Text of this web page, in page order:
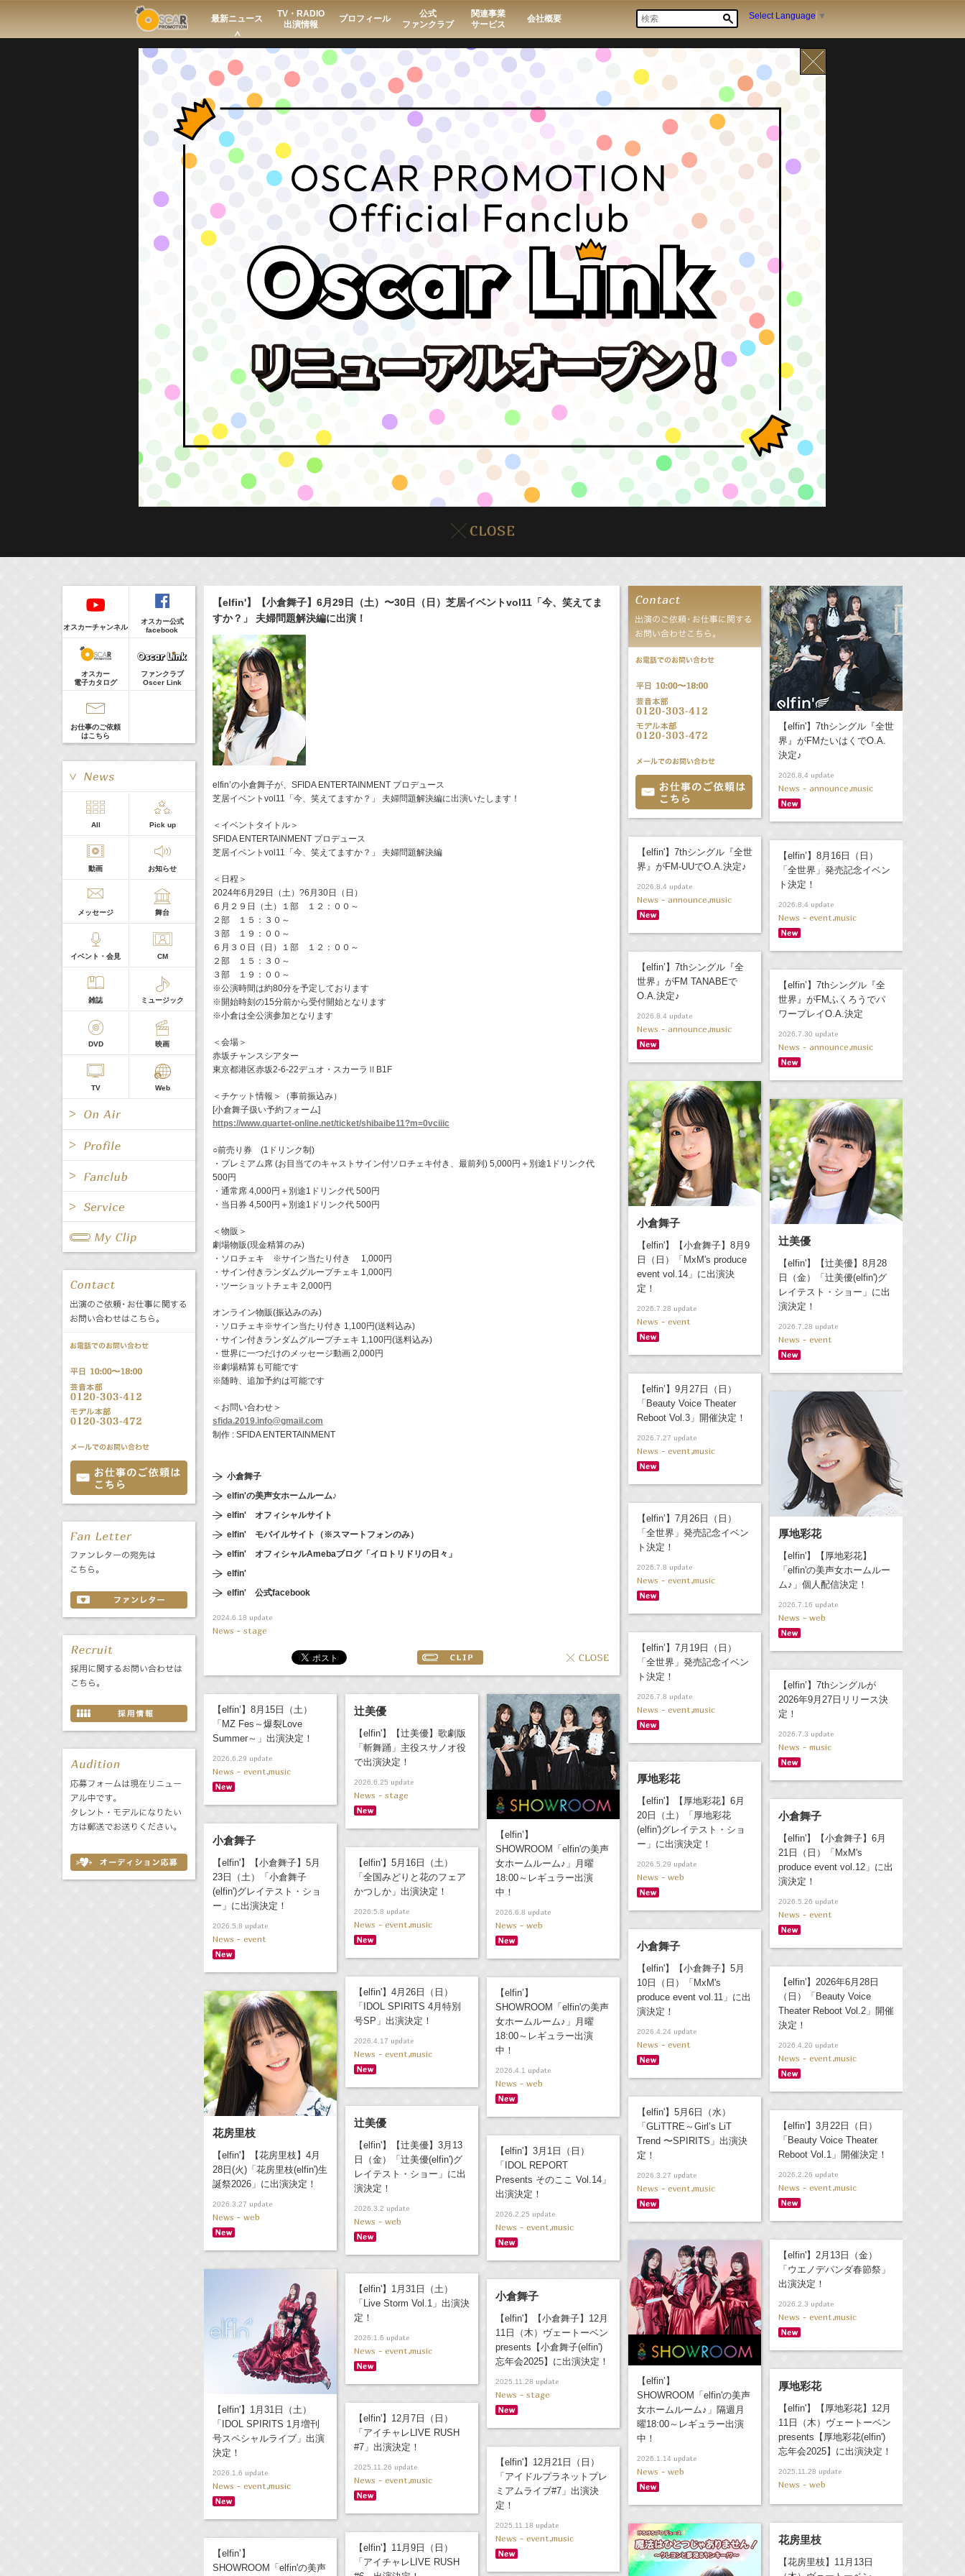
最新ニュース
TV・RADIO
出演情報
プロフィール
公式
ファンクラブ
関連事業
サービス
会社概要 Select Language ▼
8/7(Fri)
イベント
販売情報
17:10-17:30(Radio
河北麻友子のマユコレ！
Tシャツが乾くまで
庄司浩平
> More
【elfin'】【小倉舞子】6月29日（土）〜30日（日）芝居イベントvol11「今、笑えてま
すか？」 夫婦問題解決編に出演！
elfin’の小倉舞子が、SFIDA ENTERTAINMENT プロデュース
芝居イベントvol11「今、笑えてますか？」 夫婦問題解決編に出演いたします！
＜イベントタイトル＞
SFIDA ENTERTAINMENT プロデュース
芝居イベントvol11「今、笑えてますか？」 夫婦問題解決編
＜日程＞
2024年6月29日（土）?6月30日（日）
６月２９日（土）１部 １２：００～
２部 １５：３０～
３部 １９：００～
６月３０日（日）１部 １２：００～
２部 １５：３０～
３部 １９：００～
※公演時間は約80分を予定しております
※開始時刻の15分前から受付開始となります
※小倉は全公演参加となります
＜会場＞
赤坂チャンスシアター
東京都港区赤坂2-6-22デュオ・スカーラⅡB1F
＜チケット情報＞（事前振込み）
[小倉舞子扱い予約フォーム]
https://www.quartet-online.net/ticket/shibaibe11?m=0vciiic
○前売り券 (1ドリンク制)
・プレミアム席 (お目当てのキャストサイン付ソロチェキ付き、最前列) 5,000円＋別途1ドリンク代
500円
・通常席 4,000円＋別途1ドリンク代 500円
・当日券 4,500円＋別途1ドリンク代 500円
＜物販＞
劇場物販(現金精算のみ)
・ソロチェキ ※サイン当たり付き 1,000円
・サイン付きランダムグループチェキ 1,000円
・ツーショットチェキ 2,000円
オンライン物販(振込みのみ)
・ソロチェキ※サイン当たり付き 1,100円(送料込み)
・サイン付きランダムグループチェキ 1,100円(送料込み)
・世界に一つだけのメッセージ動画 2,000円
※劇場精算も可能です
※随時、追加予約は可能です
＜お問い合わせ＞
sfida.2019.info@gmail.com
制作 : SFIDA ENTERTAINMENT
小倉舞子
elfin'の美声女ホームルーム♪
elfin' オフィシャルサイト
elfin' モバイルサイト（※スマートフォンのみ）
elfin' オフィシャルAmebaブログ「イロトリドリの日々」
elfin'
elfin' 公式facebook
2024.6.18 update
News - stage
【elfin'】7thシングル『全世
界』がFMたいはくでO.A.
決定♪
2026.8.4 update
News - announce,music
【elfin'】7thシングル『全世
界』がFM-UUでO.A.決定♪
2026.8.4 update
News - announce,music
【elfin’】8月16日（日）
「全世界」発売記念イベン
ト決定！
2026.8.4 update
News - event,music
【elfin’】7thシングル『全
世界』がFM TANABEで
O.A.決定♪
2026.8.4 update
News - announce,music
【elfin’】7thシングル『全
世界』がFMふくろうでパ
ワープレイO.A.決定
2026.7.30 update
News - announce,music
小倉舞子
【elfin'】【小倉舞子】8月9
日（日）「MxM's produce
event vol.14」に出演決
定！
2026.7.28 update
News - event
辻美優
【elfin'】【辻美優】8月28
日（金）「辻美優(elfin')グ
レイテスト・ショー」に出
演決定！
2026.7.28 update
News - event
【elfin’】9月27日（日）
「Beauty Voice Theater
Reboot Vol.3」開催決定！
2026.7.27 update
News - event,music
厚地彩花
【elfin'】【厚地彩花】
「elfin'の美声女ホームルー
ム♪」個人配信決定！
2026.7.16 update
News - web
【elfin’】7月26日（日）
「全世界」発売記念イベン
ト決定！
2026.7.8 update
News - event,music
【elfin’】7月19日（日）
「全世界」発売記念イベン
ト決定！
2026.7.8 update
News - event,music
【elfin’】7thシングルが
2026年9月27日リリース決
定！
2026.7.3 update
News - music
【elfin’】8月15日（土）
「MZ Fes～爆裂Love
Summer～」出演決定！
2026.6.29 update
News - event,music
辻美優
【elfin'】【辻美優】歌劇版
「斬舞踊」主役スサノオ役
で出演決定！
2026.6.25 update
News - stage
【elfin’】
SHOWROOM「elfin'の美声
女ホームルーム♪」月曜
18:00～レギュラー出演
中！
2026.6.8 update
News - web
厚地彩花
【elfin'】【厚地彩花】6月
20日（土）「厚地彩花
(elfin')グレイテスト・ショ
ー」に出演決定！
2026.5.29 update
News - web
小倉舞子
【elfin'】【小倉舞子】6月
21日（日）「MxM's
produce event vol.12」に出
演決定！
2026.5.26 update
News - event
小倉舞子
【elfin'】【小倉舞子】5月
23日（土）「小倉舞子
(elfin')グレイテスト・ショ
ー」に出演決定！
2026.5.8 update
News - event
【elfin'】5月16日（土）
「全国みどりと花のフェア
かつしか」出演決定！
2026.5.8 update
News - event,music
小倉舞子
【elfin'】【小倉舞子】5月
10日（日）「MxM's
produce event vol.11」に出
演決定！
2026.4.24 update
News - event
【elfin'】2026年6月28日
（日）「Beauty Voice
Theater Reboot Vol.2」開催
決定！
2026.4.20 update
News - event,music
【elfin'】4月26日（日）
「IDOL SPIRITS 4月特別
号SP」出演決定！
2026.4.17 update
News - event,music
【elfin’】
SHOWROOM「elfin'の美声
女ホームルーム♪」月曜
18:00～レギュラー出演
中！
2026.4.1 update
News - web
花房里枝
【elfin'】【花房里枝】4月
28日(火)「花房里枝(elfin')生
誕祭2026」に出演決定！
2026.3.27 update
News - web
【elfin'】5月6日（水）
「GLiTTRE～Girl’s LiT
Trend 〜SPIRITS」出演決
定！
2026.3.27 update
News - event,music
辻美優
【elfin'】【辻美優】3月13
日（金）「辻美優(elfin')グ
レイテスト・ショー」に出
演決定！
2026.3.2 update
News - web
【elfin'】3月22日（日）
「Beauty Voice Theater
Reboot Vol.1」開催決定！
2026.2.26 update
News - event,music
【elfin'】3月1日（日）
「IDOL REPORT
Presents そのここ Vol.14」
出演決定！
2026.2.25 update
News - event,music
【elfin'】2月13日（金）
「ウエノデパンダ春節祭」
出演決定！
2026.2.3 update
News - event,music
【elfin’】
SHOWROOM「elfin'の美声
女ホームルーム♪」隔週月
曜18:00～レギュラー出演
中！
2026.1.14 update
News - web
【elfin'】1月31日（土）
「IDOL SPIRITS 1月増刊
号スペシャルライブ」出演
決定！
2026.1.6 update
News - event,music
【elfin'】1月31日（土）
「Live Storm Vol.1」出演決
定！
2026.1.6 update
News - event,music
小倉舞子
【elfin'】【小倉舞子】12月
11日（木）ヴェートーベン
presents【小倉舞子(elfin')
忘年会2025】に出演決定！
2025.11.28 update
News - stage
厚地彩花
【elfin'】【厚地彩花】12月
11日（木）ヴェートーベン
presents【厚地彩花(elfin')
忘年会2025】に出演決定！
2025.11.28 update
News - web
【elfin'】12月7日（日）
「アイチャレLIVE RUSH
#7」出演決定！
2025.11.26 update
News - event,music
【elfin'】12月21日（日）
「アイドルプラネットプレ
ミアムライブ#7」出演決
定！
2025.11.18 update
News - event,music 花房里枝
【花房里枝】11月13日
【elfin'】11月9日（日）
「アイチャレLIVE RUSH
【elfin’】
SHOWROOM「elfin'の美声
オスカーチャンネル
オスカー公式
facebook
オスカー
電子カタログ
ファンクラブ
Oscer Link
お仕事のご依頼
はこちら
All Pick up
動画 お知らせ
メッセージ 舞台
イベント・会見 CM
雑誌 ミュージック
DVD 映画
TV Web
Radio
Radio
All 女優/タレント
グループ
キャスター/レポーター
バラエティ 声優
文化事業部 クリエイター
誕生日 8/7
あ か
さ
た
な
は
ま
や
ら
わ
All Fanclub Page
All 関連事業
公式サービス
Regular
Guest
本日の出演
CLIP